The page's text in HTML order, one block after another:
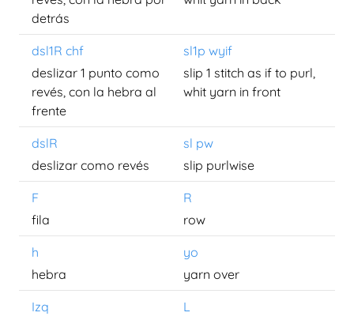
detrás
dsl1R chf
sl1p wyif
deslizar 1 punto como
revés, con la hebra al
frente
slip 1 stitch as if to purl,
whit yarn in front
dslR
sl pw
deslizar como revés
slip purlwise
F
R
fila
row
h
yo
hebra
yarn over
Izq
L